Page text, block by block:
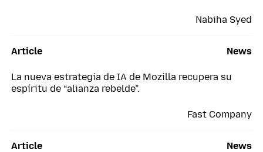
Nabiha Syed
Article
Fast Company
News
La nueva estrategia de IA de Mozilla recupera su
espíritu de “alianza rebelde”.
Article News